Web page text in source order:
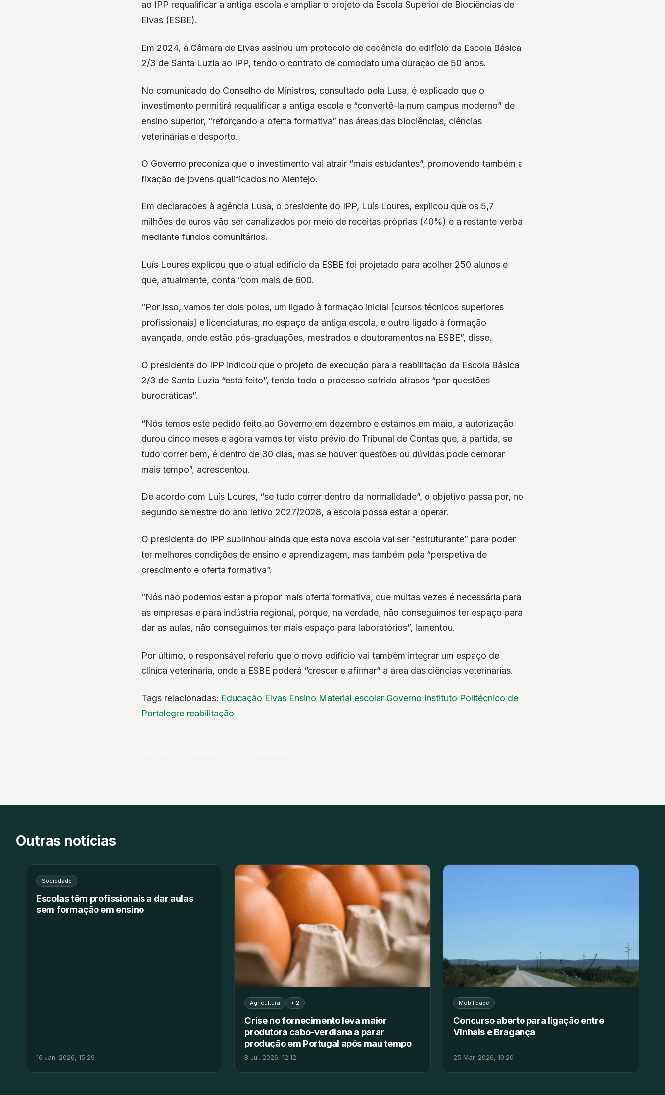
ao IPP requalificar a antiga escola e ampliar o projeto da Escola Superior de Biociências de
Elvas (ESBE).
Em 2024, a Câmara de Elvas assinou um protocolo de cedência do edifício da Escola Básica
2/3 de Santa Luzia ao IPP, tendo o contrato de comodato uma duração de 50 anos.
No comunicado do Conselho de Ministros, consultado pela Lusa, é explicado que o
investimento permitirá requalificar a antiga escola e “convertê-la num campus moderno” de
ensino superior, “reforçando a oferta formativa” nas áreas das biociências, ciências
veterinárias e desporto.
O Governo preconiza que o investimento vai atrair “mais estudantes”, promovendo também a
fixação de jovens qualificados no Alentejo.
Em declarações à agência Lusa, o presidente do IPP, Luís Loures, explicou que os 5,7
milhões de euros vão ser canalizados por meio de receitas próprias (40%) e a restante verba
mediante fundos comunitários.
Luís Loures explicou que o atual edifício da ESBE foi projetado para acolher 250 alunos e
que, atualmente, conta “com mais de 600.
“Por isso, vamos ter dois polos, um ligado à formação inicial [cursos técnicos superiores
profissionais] e licenciaturas, no espaço da antiga escola, e outro ligado à formação
avançada, onde estão pós-graduações, mestrados e doutoramentos na ESBE”, disse.
O presidente do IPP indicou que o projeto de execução para a reabilitação da Escola Básica
2/3 de Santa Luzia “está feito”, tendo todo o processo sofrido atrasos “por questões
burocráticas”.
“Nós temos este pedido feito ao Governo em dezembro e estamos em maio, a autorização
durou cinco meses e agora vamos ter visto prévio do Tribunal de Contas que, à partida, se
tudo correr bem, é dentro de 30 dias, mas se houver questões ou dúvidas pode demorar
mais tempo”, acrescentou.
De acordo com Luís Loures, “se tudo correr dentro da normalidade”, o objetivo passa por, no
segundo semestre do ano letivo 2027/2028, a escola possa estar a operar.
O presidente do IPP sublinhou ainda que esta nova escola vai ser “estruturante” para poder
ter melhores condições de ensino e aprendizagem, mas também pela “perspetiva de
crescimento e oferta formativa”.
“Nós não podemos estar a propor mais oferta formativa, que muitas vezes é necessária para
as empresas e para indústria regional, porque, na verdade, não conseguimos ter espaço para
dar as aulas, não conseguimos ter mais espaço para laboratórios”, lamentou.
Por último, o responsável referiu que o novo edifício vai também integrar um espaço de
clínica veterinária, onde a ESBE poderá “crescer e afirmar” a área das ciências veterinárias.
Tags relacionadas: Educação Elvas Ensino Material escolar Governo Instituto Politécnico de
Portalegre reabilitação
Outras notícias
Sociedade
Escolas têm profissionais a dar aulas
sem formação em ensino
16 Jan. 2026, 15:29
Agricultura + 2
Crise no fornecimento leva maior
produtora cabo-verdiana a parar
produção em Portugal após mau tempo
8 Jul. 2026, 12:12
Mobilidade
Concurso aberto para ligação entre
Vinhais e Bragança
25 Mar. 2026, 19:20